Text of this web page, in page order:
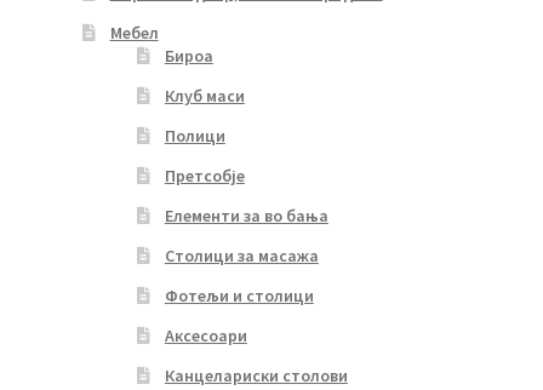
Мебел
Бироа
Клуб маси
Полици
Претсобје
Елементи за во бања
Столици за масажа
Фотељи и столици
Аксесоари
Канцелариски столови